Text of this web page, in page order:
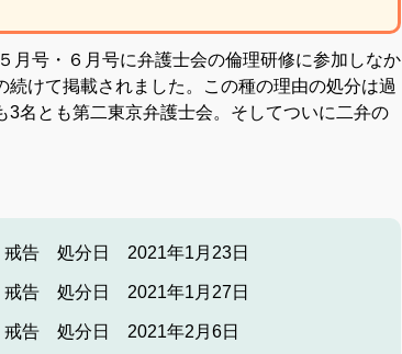
月号・６月号に弁護士会の倫理研修に参加しなか
続けて掲載されました。この種の理由の処分は過
名とも第二東京弁護士会。そしてついに二弁の
告 処分日 2021年1月23日
戒告 処分日 2021年1月27日
告 処分日 2021年2月6日